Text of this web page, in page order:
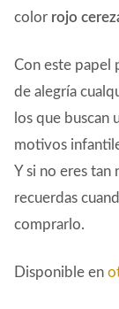
color rojo
Con este papel
de alegría
los que buscan
motivos
Y si no eres tan
recuerdas
comprarlo.
Disponible en